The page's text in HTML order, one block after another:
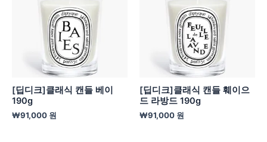
[딥디크]클래식 캔들 베이
190g
₩91,000 원
[딥디크]클래식 캔들 훼이으
드 라방드 190g
₩91,000 원